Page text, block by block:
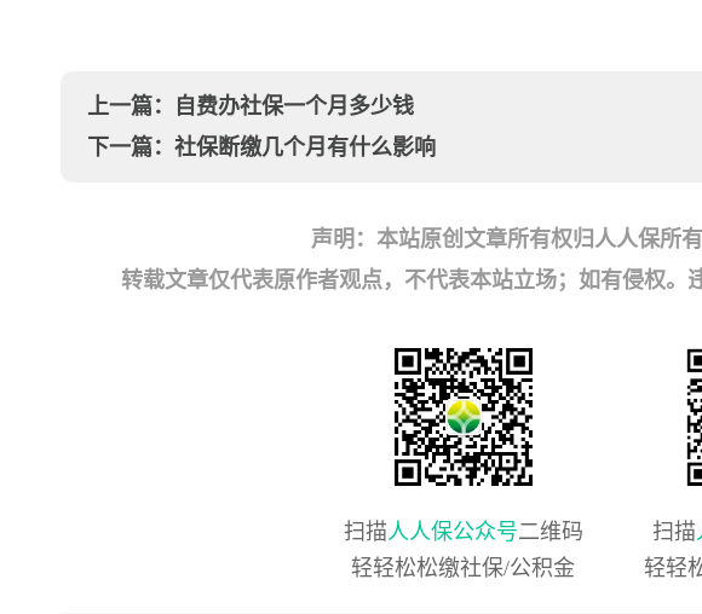
上一篇：
自费办社保一个月多少钱
下一篇： 社保断缴几个月有什么影响
声明：本站原创文章所有权归人人保所
转载文章仅代表原作者观点，不代表本站立场；如有侵权
扫描人人保公众号二维码
轻轻松松缴社保/公积金
扫描
轻轻